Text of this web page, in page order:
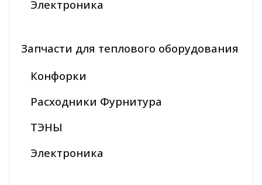
Электроника
Запчасти для теплового оборудования
Конфорки
Расходники Фурнитура
ТЭНЫ
Электроника